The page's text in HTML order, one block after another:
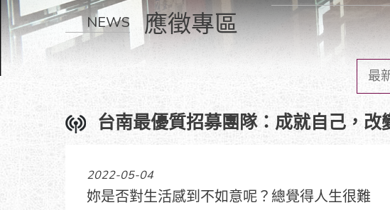
NEWS 應徵專區
最
台南最優質招募團隊：成就自己，改
2022-05-04
妳是否對生活感到不如意呢？總覺得人生很難